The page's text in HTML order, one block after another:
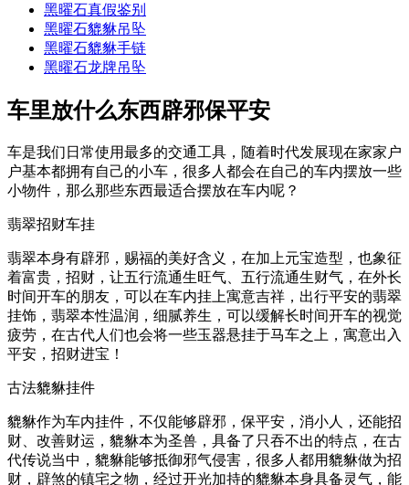
黑曜石真假鉴别
黑曜石貔貅吊坠
黑曜石貔貅手链
黑曜石龙牌吊坠
车里放什么东西辟邪保平安
车是我们日常使用最多的交通工具，随着时代发展现在家家户
户基本都拥有自己的小车，很多人都会在自己的车内摆放一些
小物件，那么那些东西最适合摆放在车内呢？
翡翠招财车挂
翡翠本身有辟邪，赐福的美好含义，在加上元宝造型，也象征
着富贵，招财，让五行流通生旺气、五行流通生财气，在外长
时间开车的朋友，可以在车内挂上寓意吉祥，出行平安的翡翠
挂饰，翡翠本性温润，细腻养生，可以缓解长时间开车的视觉
疲劳，在古代人们也会将一些玉器悬挂于马车之上，寓意出入
平安，招财进宝！
古法貔貅挂件
貔貅作为车内挂件，不仅能够辟邪，保平安，消小人，还能招
财、改善财运，貔貅本为圣兽，具备了只吞不出的特点，在古
代传说当中，貔貅能够抵御邪气侵害，很多人都用貔貅做为招
财，辟煞的镇宅之物，经过开光加持的貔貅本身具备灵气，能